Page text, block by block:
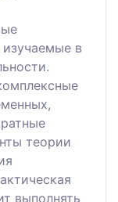
в
теории
выполнять